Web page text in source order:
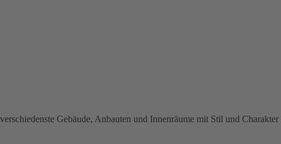
Gebäude, Anbauten und Innenräume mit Stil und